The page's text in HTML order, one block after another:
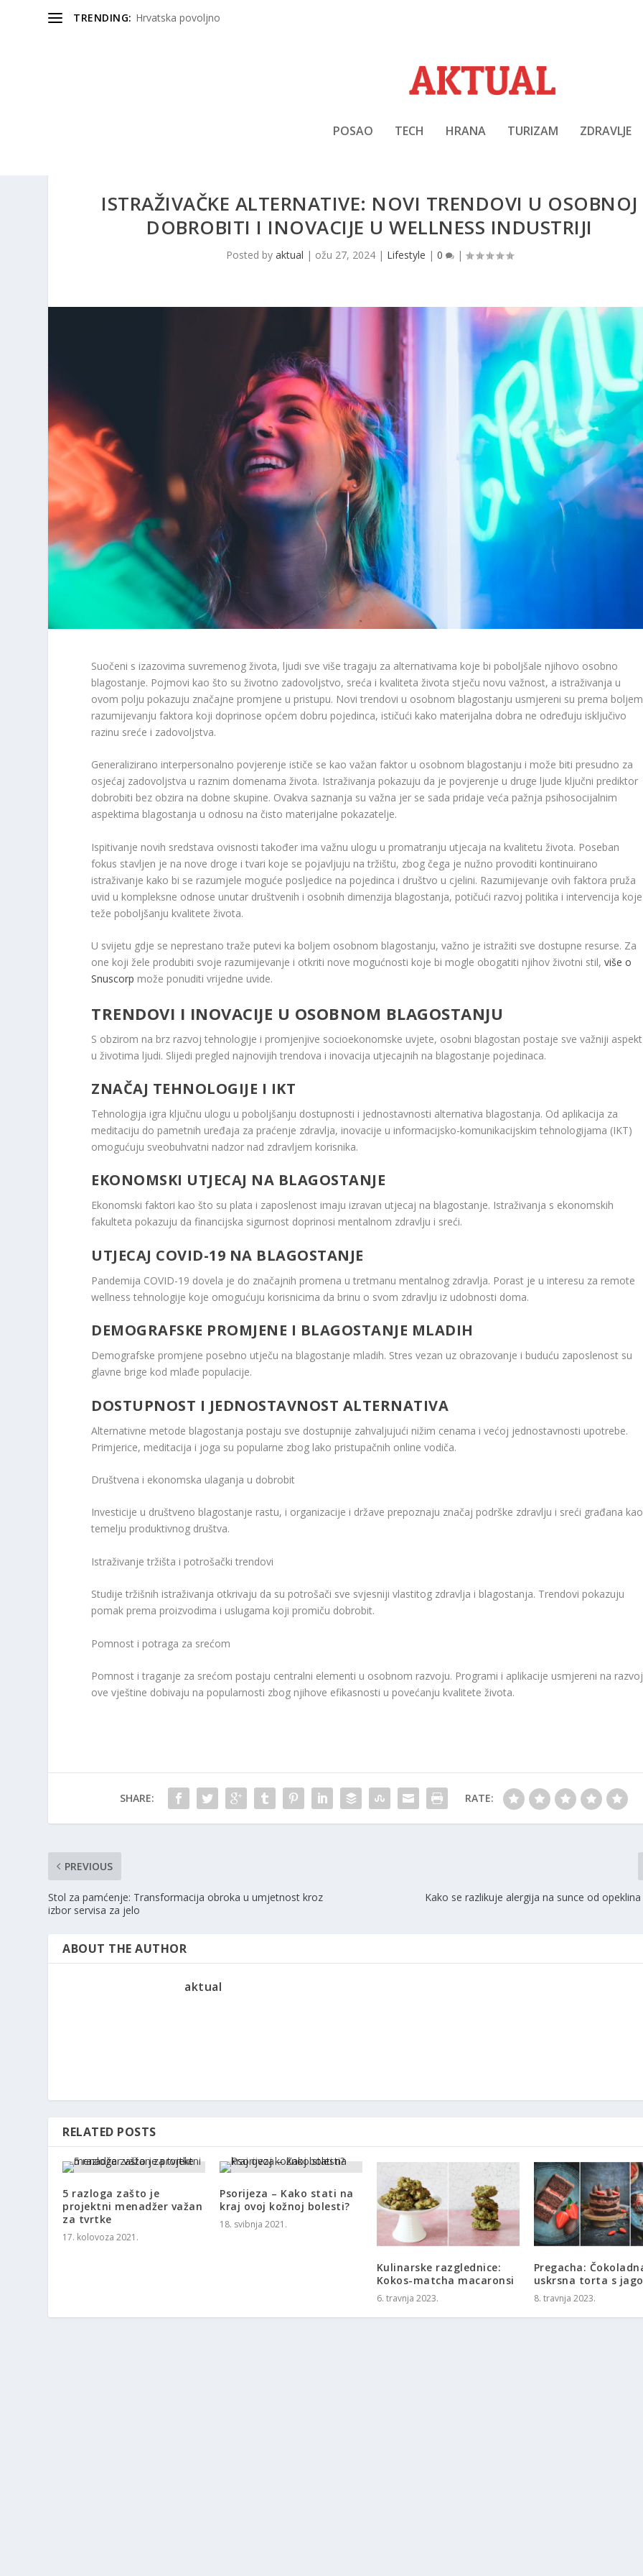
TRENDING: Hrvatska povoljno
POSAO TECH HRANA TURIZAM ZDRAVLJE
ISTRAŽIVAČKE ALTERNATIVE: NOVI TRENDOVI U OSOBNOJ
DOBROBITI I INOVACIJE U WELLNESS INDUSTRIJI
Posted by aktual | ožu 27, 2024| Lifestyle | 0 |
Suočeni s izazovima suvremenog života, ljudi sve više tragaju za alternativama koje bi poboljšale njihovo osobno
blagostanje. Pojmovi kao što su životno zadovoljstvo, sreća i kvaliteta života stječu novu važnost, a istraživanja u
ovom polju pokazuju značajne promjene u pristupu. Novi trendovi u osobnom blagostanju usmjereni su prema boljem
razumijevanju faktora koji doprinose općem dobru pojedinca, ističući kako materijalna dobra ne određuju isključivo
razinu sreće i zadovoljstva.
Generalizirano interpersonalno povjerenje ističe se kao važan faktor u osobnom blagostanju i može biti presudno za
osjećaj zadovoljstva u raznim domenama života. Istraživanja pokazuju da je povjerenje u druge ljude ključni prediktor
dobrobiti bez obzira na dobne skupine. Ovakva saznanja su važna jer se sada pridaje veća pažnja psihosocijalnim
aspektima blagostanja u odnosu na čisto materijalne pokazatelje.
Ispitivanje novih sredstava ovisnosti također ima važnu ulogu u promatranju utjecaja na kvalitetu života. Poseban
fokus stavljen je na nove droge i tvari koje se pojavljuju na tržištu, zbog čega je nužno provoditi kontinuirano
istraživanje kako bi se razumjele moguće posljedice na pojedinca i društvo u cjelini. Razumijevanje ovih faktora pruža
uvid u kompleksne odnose unutar društvenih i osobnih dimenzija blagostanja, potičući razvoj politika i intervencija koje
teže poboljšanju kvalitete života.
U svijetu gdje se neprestano traže putevi ka boljem osobnom blagostanju, važno je istražiti sve dostupne resurse. Za
one koji žele produbiti svoje razumijevanje i otkriti nove mogućnosti koje bi mogle obogatiti njihov životni stil,više o
Snuscorp može ponuditi vrijedne uvide.
TRENDOVI I INOVACIJE U OSOBNOM BLAGOSTANJU
S obzirom na brz razvoj tehnologije i promjenjive socioekonomske uvjete, osobni blagostan postaje sve važniji aspekt
u životima ljudi. Slijedi pregled najnovijih trendova i inovacija utjecajnih na blagostanje pojedinaca.
ZNAČAJ TEHNOLOGIJE I IKT
Tehnologija igra ključnu ulogu u poboljšanju dostupnosti i jednostavnosti alternativa blagostanja. Od aplikacija za
meditaciju do pametnih uređaja za praćenje zdravlja, inovacije u informacijsko-komunikacijskim tehnologijama (IKT)
omogućuju sveobuhvatni nadzor nad zdravljem korisnika.
EKONOMSKI UTJECAJ NA BLAGOSTANJE
Ekonomski faktori kao što su plata i zaposlenost imaju izravan utjecaj na blagostanje. Istraživanja s ekonomskih
fakulteta pokazuju da financijska sigurnost doprinosi mentalnom zdravlju i sreći.
UTJECAJ COVID-19 NA BLAGOSTANJE
Pandemija COVID-19 dovela je do značajnih promena u tretmanu mentalnog zdravlja. Porast je u interesu za remote
wellness tehnologije koje omogućuju korisnicima da brinu o svom zdravlju iz udobnosti doma.
DEMOGRAFSKE PROMJENE I BLAGOSTANJE MLADIH
Demografske promjene posebno utječu na blagostanje mladih. Stres vezan uz obrazovanje i buduću zaposlenost su
glavne brige kod mlađe populacije.
DOSTUPNOST I JEDNOSTAVNOST ALTERNATIVA
Alternativne metode blagostanja postaju sve dostupnije zahvaljujući nižim cenama i većoj jednostavnosti upotrebe.
Primjerice, meditacija i joga su popularne zbog lako pristupačnih online vodiča.
Društvena i ekonomska ulaganja u dobrobit
Investicije u društveno blagostanje rastu, i organizacije i države prepoznaju značaj podrške zdravlju i sreći građana kao
temelju produktivnog društva.
Istraživanje tržišta i potrošački trendovi
Studije tržišnih istraživanja otkrivaju da su potrošači sve svjesniji vlastitog zdravlja i blagostanja. Trendovi pokazuju
pomak prema proizvodima i uslugama koji promiču dobrobit.
Pomnost i potraga za srećom
Pomnost i traganje za srećom postaju centralni elementi u osobnom razvoju. Programi i aplikacije usmjereni na razvoj
ove vještine dobivaju na popularnosti zbog njihove efikasnosti u povećanju kvalitete života.
SHARE: RATE:
PREVIOUS
Stol za pamćenje: Transformacija obroka u umjetnost kroz
izbor servisa za jelo
Kako se razlikuje alergija na sunce od
ABOUT THE AUTHOR
aktual
RELATED POSTS
5 razloga zašto je
projektni menadžer važan
za tvrtke
17. kolovoza 2021.
Psorijeza – Kako stati na
kraj ovoj kožnoj bolesti?
18. svibnja 2021.
Kulinarske razglednice:
Kokos-matcha macaronsi
6. travnja 2023.
Pregacha:
uskrsna torta s
8. travnja 2023.